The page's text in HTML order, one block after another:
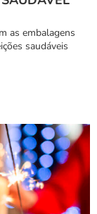
as embalagens
saudáveis